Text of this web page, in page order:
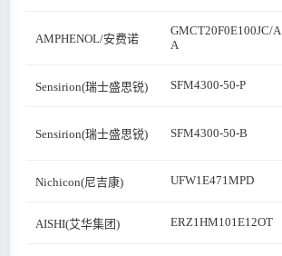
AMPHENOL/安费诺
GMCT20F0E100JC/A
A
Sensirion(瑞士盛思锐) SFM4300-50-P
Sensirion(瑞士盛思锐) SFM4300-50-B
Nichicon(尼吉康) UFW1E471MPD
AISHI(艾华集团) ERZ1HM101E12OT